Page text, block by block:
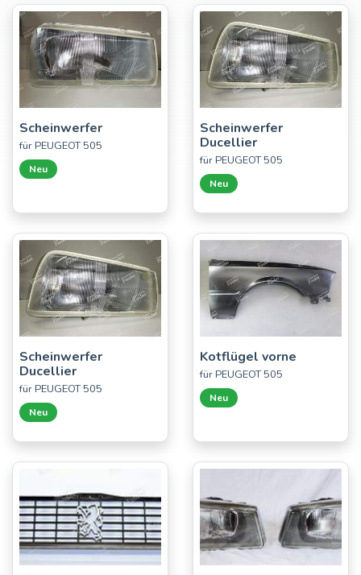
Scheinwerfer
für PEUGEOT 505
Neu
Scheinwerfer
Ducellier
für PEUGEOT 505
Neu
Scheinwerfer
Ducellier
für PEUGEOT 505
Neu
Kotflügel vorne
für PEUGEOT 505
Neu